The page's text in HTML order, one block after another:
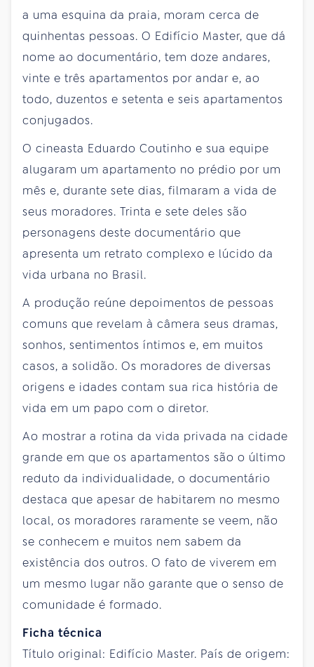
a uma esquina da praia, moram cerca de
quinhentas pessoas. O Edifício Master, que dá
nome ao documentário, tem doze andares,
vinte e três apartamentos por andar e, ao
todo, duzentos e setenta e seis apartamentos
conjugados.
O cineasta Eduardo Coutinho e sua equipe
alugaram um apartamento no prédio por um
mês e, durante sete dias, filmaram a vida de
seus moradores. Trinta e sete deles são
personagens deste documentário que
apresenta um retrato complexo e lúcido da
vida urbana no Brasil.
A produção reúne depoimentos de pessoas
comuns que revelam à câmera seus dramas,
sonhos, sentimentos íntimos e, em muitos
casos, a solidão. Os moradores de diversas
origens e idades contam sua rica história de
vida em um papo com o diretor.
Ao mostrar a rotina da vida privada na cidade
grande em que os apartamentos são o último
reduto da individualidade, o documentário
destaca que apesar de habitarem no mesmo
local, os moradores raramente se veem, não
se conhecem e muitos nem sabem da
existência dos outros. O fato de viverem em
um mesmo lugar não garante que o senso de
comunidade é formado.
Ficha técnica
Título original: Edifício Master. País de origem: